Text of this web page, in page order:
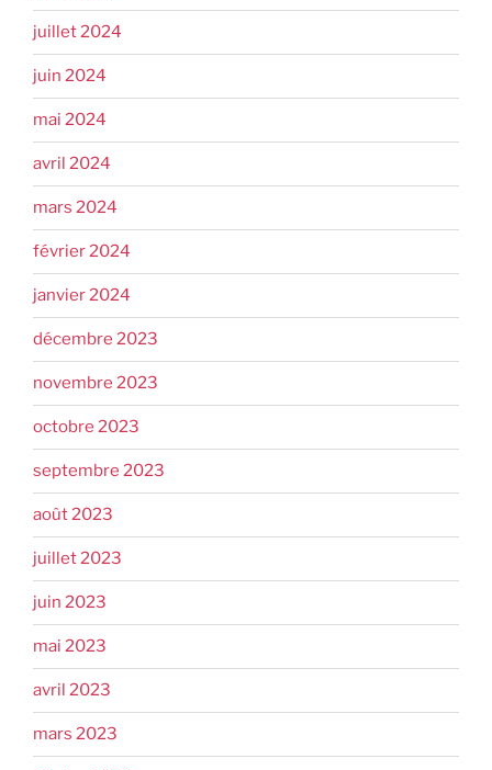
juillet 2024
juin 2024
mai 2024
avril 2024
mars 2024
février 2024
janvier 2024
décembre 2023
novembre 2023
octobre 2023
septembre 2023
août 2023
juillet 2023
juin 2023
mai 2023
avril 2023
mars 2023